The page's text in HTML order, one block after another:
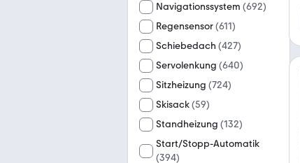
Navigationssystem (692)
Regensensor(611)
Schiebedach (427)
Servolenkung (640)
Sitzheizung (724)
Skisack(59)
Standheizung (132)
Start/Stopp-Automatik
(394)